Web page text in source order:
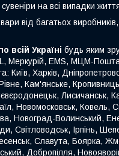
на всі випадки
від багатьох виробників,
всій Україні будь яким
Меркурій, EMS, МЦМ-
Київ, Харків,
Кам'янське,
Лисичанськ,
Новомосковськ,
Новоград-Волинський,
Світловодськ, Ірпінь,
Славута, Боярка,
Добропілля,